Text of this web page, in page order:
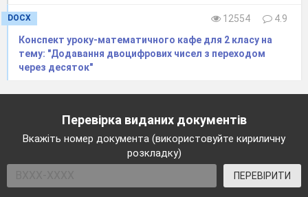
75
21.03.2024
104
76
Ділення виду а:3.
Завдання
105 - 106
Множення виду
4∙а, а∙4.
03.04.2024
78
Периметр
04.04.2024
108 - 109
DOCX 12554
4.9
Конспект уроку-математичного кафе для 2 класу на
тему: "Додавання двоцифрових чисел з переходом
через десяток"
Перевірка виданих документів
Вкажіть номер документа (використовуйте кириличну
розкладку)
ПЕРЕВІРИТИ